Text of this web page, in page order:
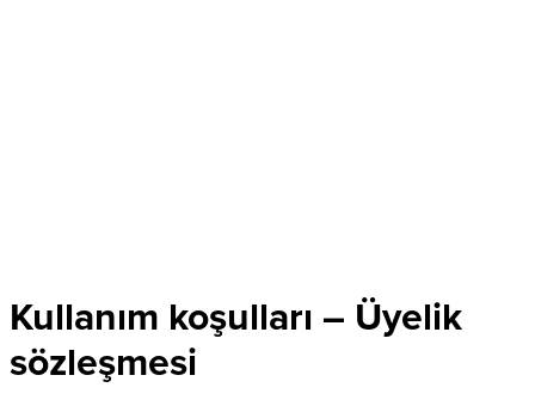
Kullanım koşulları – Üyelik
sözleşmesi